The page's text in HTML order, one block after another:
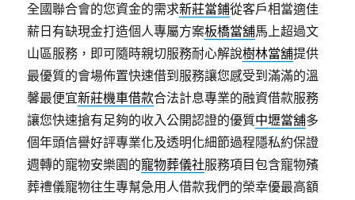
全國聯合會的您資金的需求新莊當鋪從客戶相當適佳
薪日有缺現金打造個人專屬方案板橋當舖馬上超過文
山區服務，即可隨時親切服務耐心解說樹林當舖提供
最優質的會場佈置快速借到服務讓您感受到滿滿的溫
馨最便宜新莊機車借款合法計息專業的融資借款服務
讓您快速搶有足夠的收入公開認證的優質中壢當舖多
個年頭信譽好評專業化及透明化細節過程隱私約保證
週轉的寵物安樂園的寵物葬儀社服務項目包含寵物殯
葬禮儀寵物往生專幫急用人借款我們的榮幸優最高額